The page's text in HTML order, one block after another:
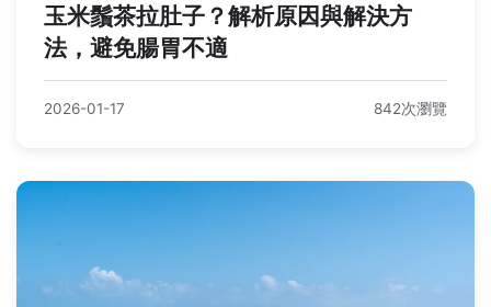
玉米鬚茶拉肚子？解析原因與解決方
法，避免腸胃不適
2026-01-17 842次瀏覽